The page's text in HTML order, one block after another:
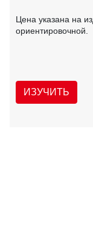
Цена указана на
ориентировочной.
ИЗУЧИТЬ